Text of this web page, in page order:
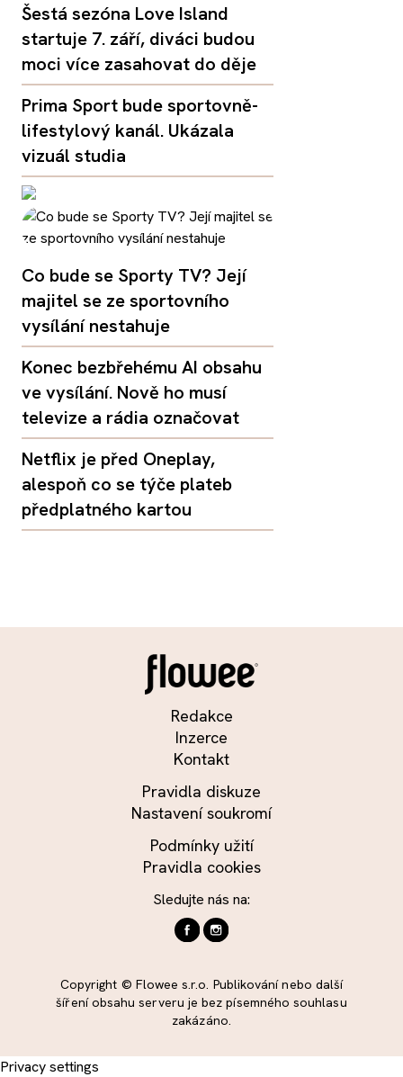
Šestá sezóna Love Island
startuje 7. září, diváci budou
moci více zasahovat do děje
Prima Sport bude sportovně-
lifestylový kanál. Ukázala
vizuál studia
Co bude se Sporty TV? Její
majitel se ze sportovního
vysílání nestahuje
Konec bezbřehému AI obsahu
ve vysílání. Nově ho musí
televize a rádia označovat
Netflix je před Oneplay,
alespoň co se týče plateb
předplatného kartou
Redakce
Inzerce
Kontakt
Pravidla diskuze
Nastavení soukromí
Podmínky užití
Pravidla cookies
Sledujte nás na:
Copyright © Flowee s.r.o. Publikování nebo další
šíření obsahu serveru je bez písemného souhlasu
zakázáno.
Privacy settings